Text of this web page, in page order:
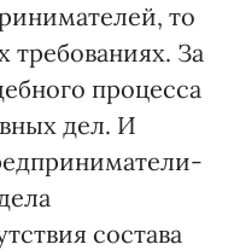
то
требованиях. За
процесса
дел. И
состава